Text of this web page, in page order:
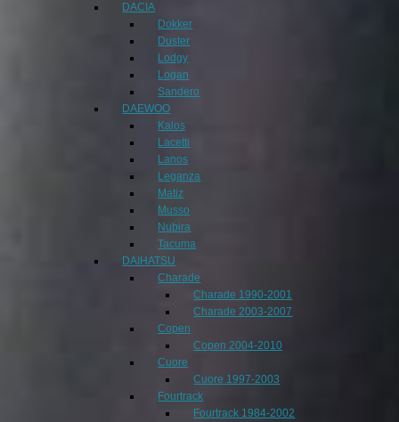
DACIA
Dokker
Duster
Lodgy
Logan
Sandero
DAEWOO
Kalos
Lacetti
Lanos
Leganza
Matiz
Musso
Nubira
Tacuma
DAIHATSU
Charade
Charade 1990-2001
Charade 2003-2007
Copen
Copen 2004-2010
Cuore
Cuore 1997-2003
Fourtrack
Fourtrack 1984-2002